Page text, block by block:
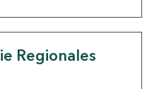
Regionales